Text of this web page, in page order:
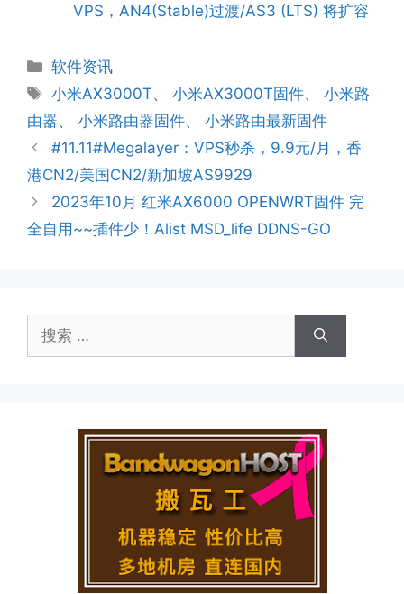
VPS，AN4(Stable)过渡/AS3 (LTS) 将扩容
分
类
软件资讯
标
签
小米AX3000T、小米AX3000T固件、小米路
由器、 小米路由器固件、 小米路由最新固件
#11.11#Megalayer：VPS秒杀，9.9元/月，香
港CN2/美国CN2/新加坡AS9929
2023年10月 红米AX6000 OPENWRT固件 完
全自用~~插件少！Alist MSD_life DDNS-GO
索：